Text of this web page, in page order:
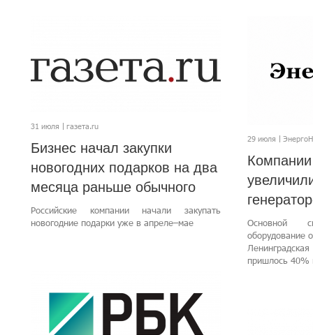
31 июля газета.ru
Бизнес начал закупки
новогодних подарков на два
месяца раньше обычного
Российские компании начали закупать
новогодние подарки уже в апреле–мае
29 июля
Основной
оборудование
пришлось 40%